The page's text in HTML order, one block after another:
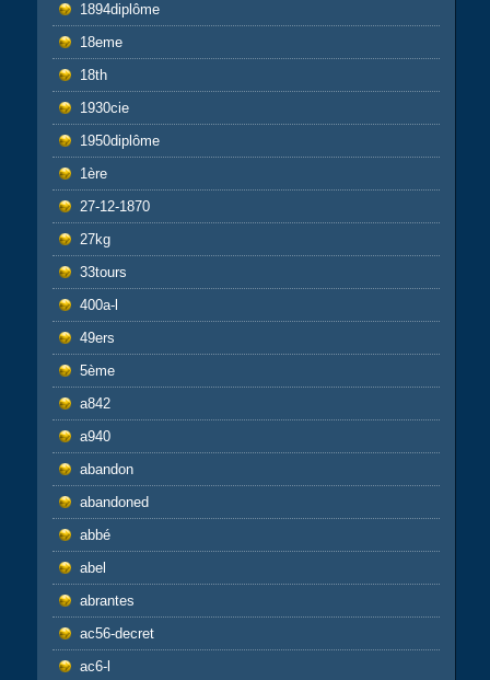
1894diplôme
18eme
18th
1930cie
1950diplôme
1ère
27-12-1870
27kg
33tours
400a-l
49ers
5ème
a842
a940
abandon
abandoned
abbé
abel
abrantes
ac56-decret
ac6-l